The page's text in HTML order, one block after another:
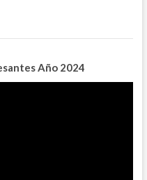
Año 2024